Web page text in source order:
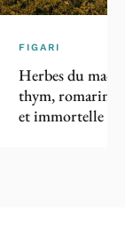
FIGARI
Herbes du
thym, romarin,
et immortelle